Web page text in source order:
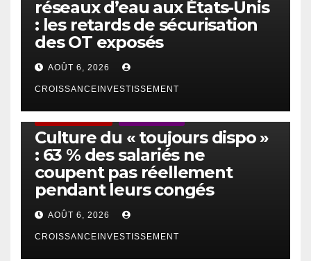
réseaux d’eau aux États-Unis
: les retards de sécurisation
des OT exposés
AOÛT 6, 2026
CROISSANCEINVESTISSEMENT
Culture du « toujours dispo »
: 63 % des salariés ne
coupent pas réellement
pendant leurs congés
AOÛT 6, 2026
CROISSANCEINVESTISSEMENT